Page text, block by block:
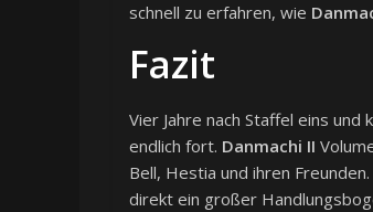
schnell zu erfahren, wie
Fazit
Vier Jahre nach Staffel eins
endlich fort. Danmachi II
Bell, Hestia und ihren
direkt ein großer